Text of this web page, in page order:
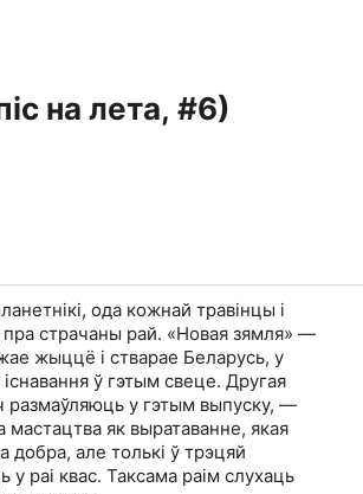
на лета, #6)
ода кожнай травінцы і
пра страчаны рай. «Новая зямля» —
жыццё і стварае Беларусь, у
ў гэтым свеце. Другая
размаўляюць у гэтым выпуску, —
як выратаванне, якая
добра, але толькі ў трэцяй
раі квас. Таксама раім слухаць